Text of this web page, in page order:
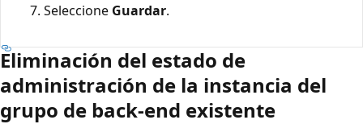
Seleccione Guardar.
Eliminación del estado de
administración de la instancia del
grupo de back-end existente